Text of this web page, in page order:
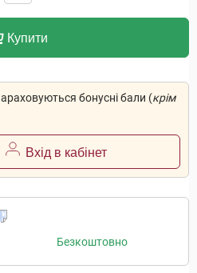
Купити
бонусні бали (крім
Вхід в кабінет
Безкоштовно